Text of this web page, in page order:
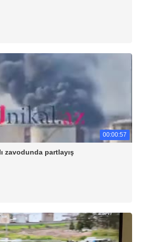
00:00:57
zavodunda partlayış